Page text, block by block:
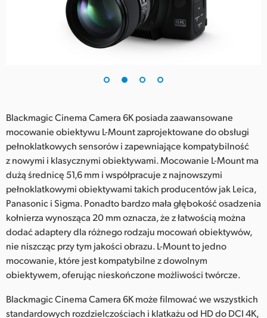
Blackmagic Cinema Camera 6K posiada zaawansowane
mocowanie obiektywu L-Mount zaprojektowane do obsługi
pełnoklatkowych sensorów i zapewniające kompatybilność
z nowymi i klasycznymi obiektywami. Mocowanie L-Mount ma
dużą średnicę 51,6 mm i współpracuje z najnowszymi
pełnoklatkowymi obiektywami takich producentów jak Leica,
Panasonic i Sigma. Ponadto bardzo mała głębokość osadzenia
kołnierza wynosząca 20 mm oznacza, że z łatwością można
dodać adaptery dla różnego rodzaju mocowań obiektywów,
nie niszcząc przy tym jakości obrazu. L-Mount to jedno
mocowanie, które jest kompatybilne z dowolnym
obiektywem, oferując nieskończone możliwości twórcze.
Blackmagic Cinema Camera 6K może filmować we wszystkich
standardowych rozdzielczościach i klatkażu od HD do DCI 4K,